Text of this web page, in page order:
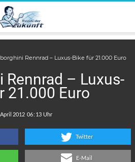
Rennrad – Luxus-Bike für 21.000 Euro
Rennrad – Luxus-
21.000 Euro
:
Twitter
E-Mail